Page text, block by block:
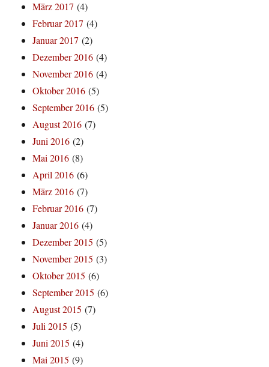
März 2017 (4)
Februar 2017 (4)
Januar 2017 (2)
Dezember 2016 (4)
November 2016 (4)
Oktober 2016 (5)
September 2016 (5)
August 2016 (7)
Juni 2016 (2)
Mai 2016 (8)
April 2016 (6)
März 2016 (7)
Februar 2016 (7)
Januar 2016 (4)
Dezember 2015 (5)
November 2015 (3)
Oktober 2015 (6)
September 2015 (6)
August 2015 (7)
Juli 2015 (5)
Juni 2015 (4)
Mai 2015 (9)